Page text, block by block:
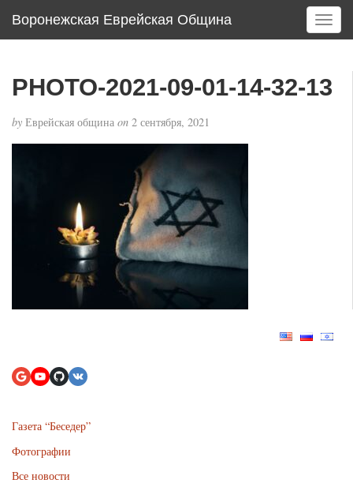
Воронежская Еврейская Община
T
o
l
PHOTO-2021-09-01-14-32-13
by Еврейская община on 2 сентября, 2021
Газета “Беседер”
Фотографии
Все новости